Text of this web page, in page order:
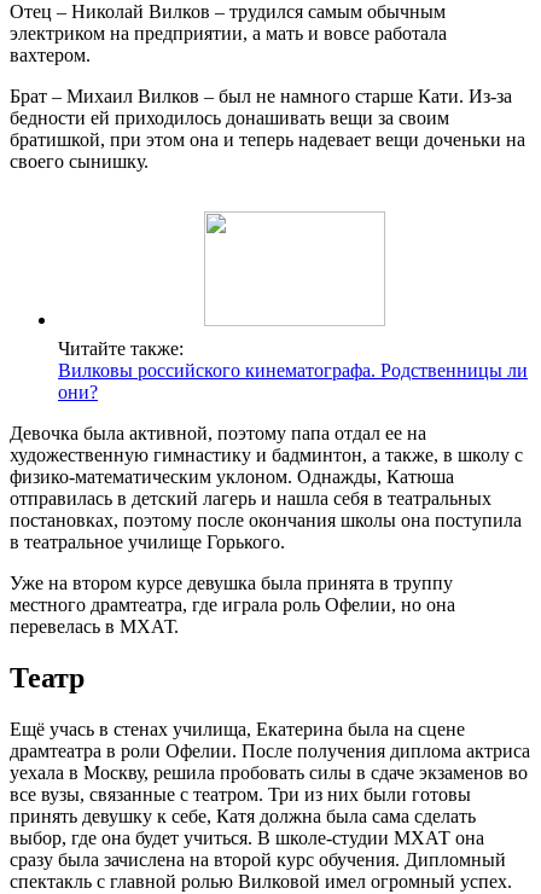
Отец – Николай Вилков – трудился самым обычным
электриком на предприятии, а мать и вовсе работала
вахтером.
Брат – Михаил Вилков – был не намного старше Кати. Из-за
бедности ей приходилось донашивать вещи за своим
братишкой, при этом она и теперь надевает вещи доченьки на
своего сынишку.
Читайте также:
Вилковы российского кинематографа. Родственницы ли
они?
Девочка была активной, поэтому папа отдал ее на
художественную гимнастику и бадминтон, а также, в школу с
физико-математическим уклоном. Однажды, Катюша
отправилась в детский лагерь и нашла себя в театральных
постановках, поэтому после окончания школы она поступила
в театральное училище Горького.
Уже на втором курсе девушка была принята в труппу
местного драмтеатра, где играла роль Офелии, но она
перевелась в МХАТ.
Театр
Ещё учась в стенах училища, Екатерина была на сцене
драмтеатра в роли Офелии. После получения диплома актриса
уехала в Москву, решила пробовать силы в сдаче экзаменов во
все вузы, связанные с театром. Три из них были готовы
принять девушку к себе, Катя должна была сама сделать
выбор, где она будет учиться. В школе-студии МХАТ она
сразу была зачислена на второй курс обучения. Дипломный
спектакль с главной ролью Вилковой имел огромный успех.